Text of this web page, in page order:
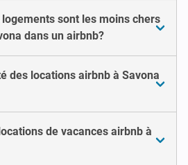
sont les moins chers
dans un airbnb?
des locations airbnb à Savona
de vacances airbnb à